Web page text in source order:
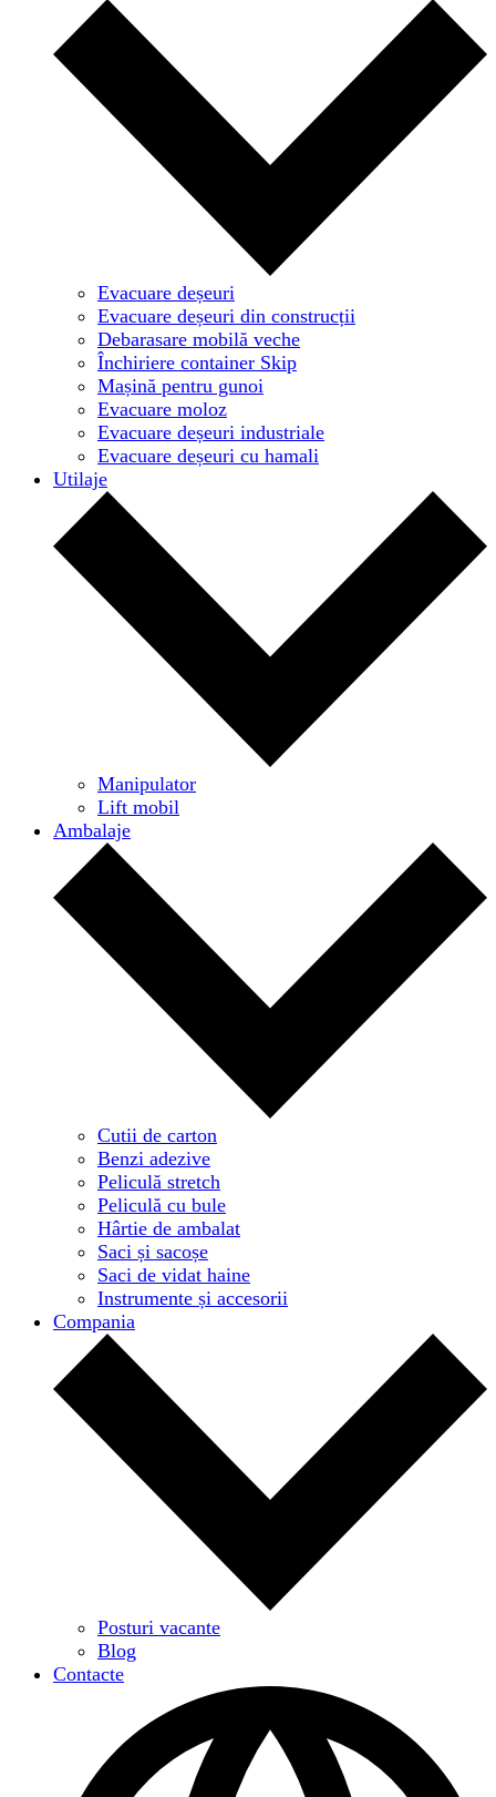
Evacuare deșeuri
Evacuare deșeuri din construcții
Debarasare mobilă veche
Închiriere container Skip
Mașină pentru gunoi
Evacuare moloz
Evacuare deșeuri industriale
Evacuare deșeuri cu hamali
Utilaje
Manipulator
Lift mobil
Ambalaje
Cutii de carton
Benzi adezive
Peliculă stretch
Peliculă cu bule
Hârtie de ambalat
Saci și sacoșe
Saci de vidat haine
Instrumente și accesorii
Compania
Posturi vacante
Blog
Contacte